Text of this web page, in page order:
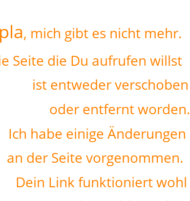
, mich gibt es nicht mehr.
Seite die Du aufrufen willst
ist entweder verschoben
oder entfernt worden.
Ich habe einige Änderungen
an der Seite vorgenommen.
Dein Link funktioniert wohl